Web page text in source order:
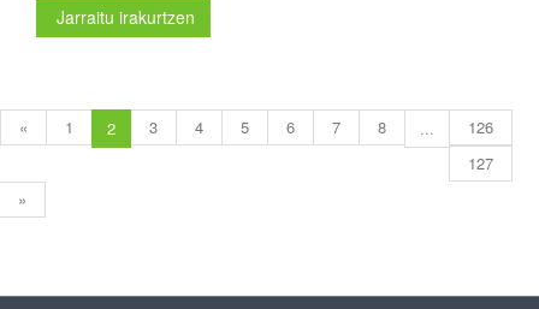
Jarraitu irakurtzen
« 1 2 3 4 5 6 7 8 ...
126
127
»